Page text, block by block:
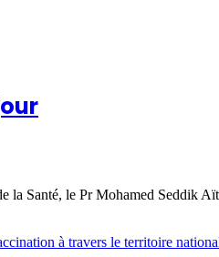
la Santé, le Pr Mohamed Seddik